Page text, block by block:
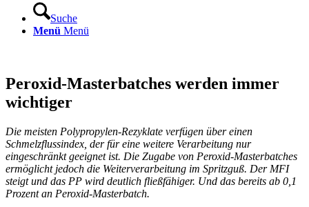
Suche
Menü Menü
Peroxid-Masterbatches werden immer
wichtiger
Die meisten Polypropylen-Rezyklate verfügen über einen
Schmelzflussindex, der für eine weitere Verarbeitung nur
eingeschränkt geeignet ist. Die Zugabe von Peroxid-Masterbatches
ermöglicht jedoch die Weiterverarbeitung im Spritzguß. Der MFI
steigt und das PP wird deutlich fließfähiger. Und das bereits ab 0,1
Prozent an Peroxid-Masterbatch.